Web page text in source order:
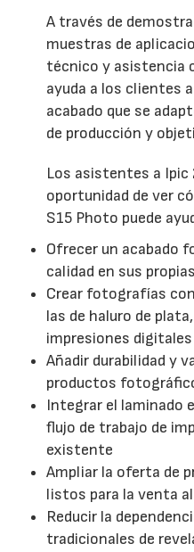
A través de
muestras de
técnico y asistencia
ayuda a los clientes
acabado que se
de producción y
Los asistentes a Ipic
oportunidad de ver
S15 Photo puede
Ofrecer un acabado
calidad en sus
Crear fotografías
las de haluro de
impresiones digitales
Añadir durabilidad y
productos
Integrar el laminado
flujo de trabajo de
existente
Ampliar la oferta de
listos para la venta
Reducir la
tradicionales de